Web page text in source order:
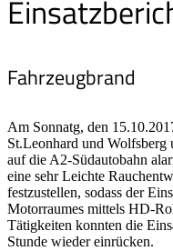
Fahrzeugbrand
Am Sonnatg, den
St.Leonhard und Wolfsberg
auf die A2-Südautobahn
eine sehr Leichte
festzustellen, sodass der
Motorraumes mittels HD-
Tätigkeiten konnten die
Stunde wieder einrücken.